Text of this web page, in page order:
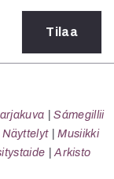
Tilaa
Sámegillii
Näyttelyt
Musiikki
Arkisto